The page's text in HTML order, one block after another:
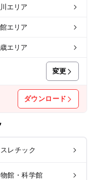
エリア
エリア
エリア
変更
ダウンロード
レチック
館・科学館